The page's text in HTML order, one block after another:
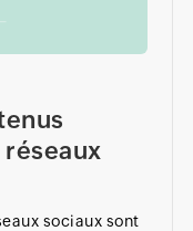
sociaux sont